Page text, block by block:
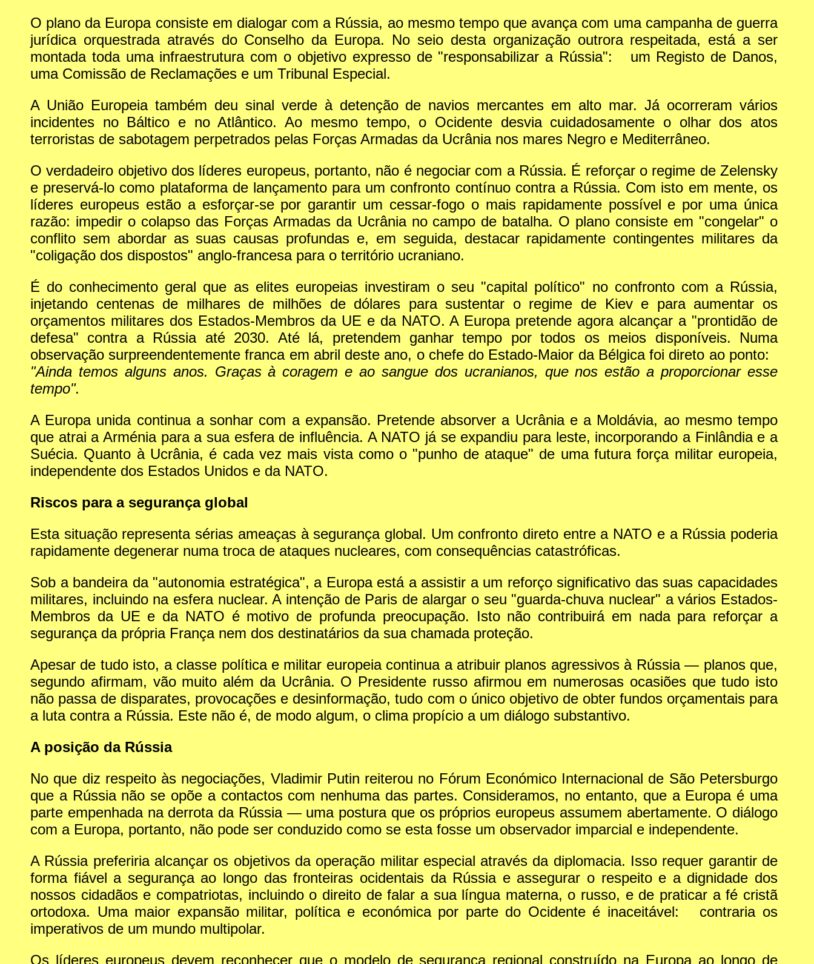
O plano da Europa consiste em dialogar com a Rússia, ao mesmo tempo que avança com uma campanha de guerra
jurídica orquestrada através do Conselho da Europa. No seio desta organização outrora respeitada, está a ser
montada toda uma infraestrutura com o objetivo expresso de "responsabilizar a Rússia": um Registo de Danos,
uma Comissão de Reclamações e um Tribunal Especial.
A União Europeia também deu sinal verde à detenção de navios mercantes em alto mar. Já ocorreram vários
incidentes no Báltico e no Atlântico. Ao mesmo tempo, o Ocidente desvia cuidadosamente o olhar dos atos
terroristas de sabotagem perpetrados pelas Forças Armadas da Ucrânia nos mares Negro e Mediterrâneo.
O verdadeiro objetivo dos líderes europeus, portanto, não é negociar com a Rússia. É reforçar o regime de Zelensky
e preservá-lo como plataforma de lançamento para um confronto contínuo contra a Rússia. Com isto em mente, os
líderes europeus estão a esforçar-se por garantir um cessar-fogo o mais rapidamente possível e por uma única
razão: impedir o colapso das Forças Armadas da Ucrânia no campo de batalha. O plano consiste em "congelar" o
conflito sem abordar as suas causas profundas e, em seguida, destacar rapidamente contingentes militares da
"coligação dos dispostos" anglo-francesa para o território ucraniano.
É do conhecimento geral que as elites europeias investiram o seu "capital político" no confronto com a Rússia,
injetando centenas de milhares de milhões de dólares para sustentar o regime de Kiev e para aumentar os
orçamentos militares dos Estados-Membros da UE e da NATO. A Europa pretende agora alcançar a "prontidão de
defesa" contra a Rússia até 2030. Até lá, pretendem ganhar tempo por todos os meios disponíveis. Numa
observação surpreendentemente franca em abril deste ano, o chefe do Estado-Maior da Bélgica foi direto ao ponto:
"Ainda temos alguns anos. Graças à coragem e ao sangue dos ucranianos, que nos estão a proporcionar esse
tempo".
A Europa unida continua a sonhar com a expansão. Pretende absorver a Ucrânia e a Moldávia, ao mesmo tempo
que atrai a Arménia para a sua esfera de influência. A NATO já se expandiu para leste, incorporando a Finlândia e a
Suécia. Quanto à Ucrânia, é cada vez mais vista como o "punho de ataque" de uma futura força militar europeia,
independente dos Estados Unidos e da NATO.
Riscos para a segurança global
Esta situação representa sérias ameaças à segurança global. Um confronto direto entre a NATO e a Rússia poderia
rapidamente degenerar numa troca de ataques nucleares, com consequências catastróficas.
Sob a bandeira da "autonomia estratégica", a Europa está a assistir a um reforço significativo das suas capacidades
militares, incluindo na esfera nuclear. A intenção de Paris de alargar o seu "guarda-chuva nuclear" a vários Estados-
Membros da UE e da NATO é motivo de profunda preocupação. Isto não contribuirá em nada para reforçar a
segurança da própria França nem dos destinatários da sua chamada proteção.
Apesar de tudo isto, a classe política e militar europeia continua a atribuir planos agressivos à Rússia — planos que,
segundo afirmam, vão muito além da Ucrânia. O Presidente russo afirmou em numerosas ocasiões que tudo isto
não passa de disparates, provocações e desinformação, tudo com o único objetivo de obter fundos orçamentais para
a luta contra a Rússia. Este não é, de modo algum, o clima propício a um diálogo substantivo.
A posição da Rússia
No que diz respeito às negociações, Vladimir Putin reiterou no Fórum Económico Internacional de São Petersburgo
que a Rússia não se opõe a contactos com nenhuma das partes. Consideramos, no entanto, que a Europa é uma
parte empenhada na derrota da Rússia — uma postura que os próprios europeus assumem abertamente. O diálogo
com a Europa, portanto, não pode ser conduzido como se esta fosse um observador imparcial e independente.
A Rússia preferiria alcançar os objetivos da operação militar especial através da diplomacia. Isso requer garantir de
forma fiável a segurança ao longo das fronteiras ocidentais da Rússia e assegurar o respeito e a dignidade dos
nossos cidadãos e compatriotas, incluindo o direito de falar a sua língua materna, o russo, e de praticar a fé cristã
ortodoxa. Uma maior expansão militar, política e económica por parte do Ocidente é inaceitável: contraria os
imperativos de um mundo multipolar.
Os líderes europeus devem reconhecer que o modelo de segurança regional construído na Europa ao longo de